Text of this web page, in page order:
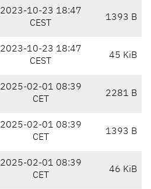
2023-10-23 18:47
CEST
1393 B
2023-10-23 18:47
CEST
45 KiB
2025-02-01 08:39
CET
2281 B
2025-02-01 08:39
CET
1393 B
2025-02-01 08:39
CET
46 KiB